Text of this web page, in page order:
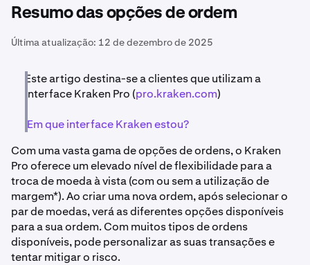
Resumo das opções de ordem
Última atualização: 12 de dezembro de 2025
Este artigo destina-se a clientes que utilizam a
interface Kraken Pro (pro.kraken.com)
Em que interface Kraken estou?
Com uma vasta gama de opções de ordens, o Kraken
Pro oferece um elevado nível de flexibilidade para a
troca de moeda à vista (com ou sem a utilização de
margem*). Ao criar uma nova ordem, após selecionar o
par de moedas, verá as diferentes opções disponíveis
para a sua ordem. Com muitos tipos de ordens
disponíveis, pode personalizar as suas transações e
tentar mitigar o risco.